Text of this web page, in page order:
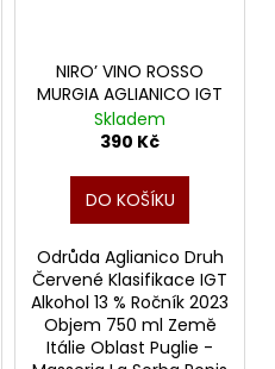
NIRO’ VINO ROSSO
MURGIA AGLIANICO IGT
Skladem
390 Kč
DO KOŠÍKU
Odrůda Aglianico Druh
Červené Klasifikace IGT
Alkohol 13 % Ročník 2023
Objem 750 ml Země
Itálie Oblast Puglie -